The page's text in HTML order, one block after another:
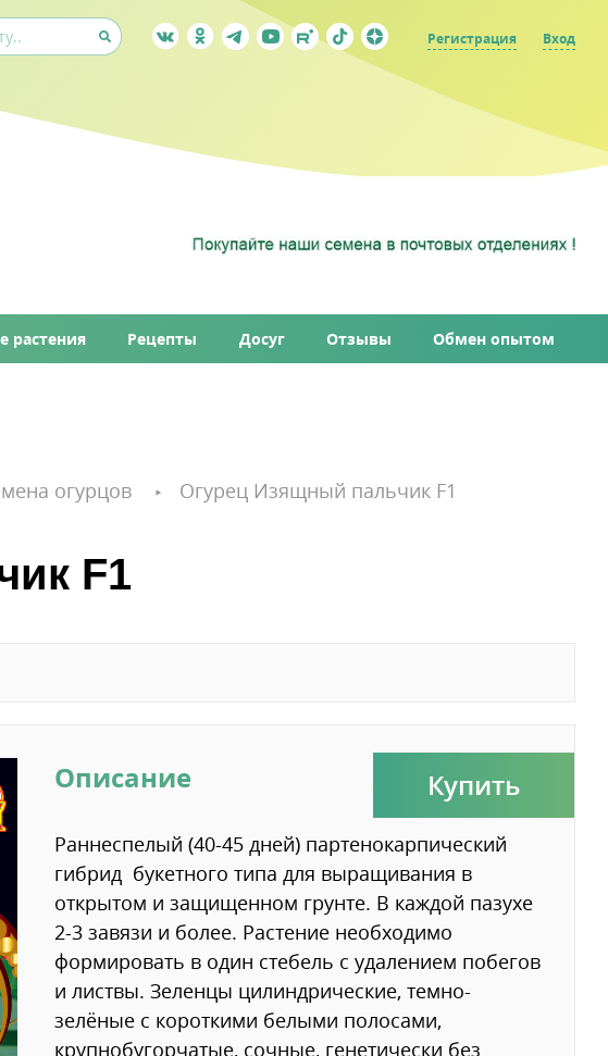
Регистрация Вход
растения Рецепты Досуг Отзывы Обмен опытом
огурцов Огурец Изящный пальчик F1
F1
Купить
Описание
Раннеспелый (40-45 дней) партенокарпический
гибрид букетного типа для выращивания в
открытом и защищенном грунте. В каждой пазухе
2-3 завязи и более. Растение необходимо
формировать в один стебель с удалением побегов
и листвы. Зеленцы цилиндрические, темно-
зелёные с короткими белыми полосами,
крупнобугорчатые, сочные, генетически без